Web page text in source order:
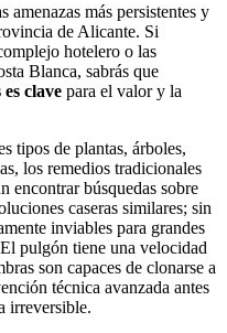
amenazas más persistentes y
de Alicante. Si
hotelero o las
Blanca, sabrás que
clave para el valor y la
tipos de plantas, árboles,
los remedios tradicionales
encontrar búsquedas sobre
caseras similares; sin
inviables para grandes
pulgón tiene una velocidad
son capaces de clonarse a
técnica avanzada antes
irreversible.